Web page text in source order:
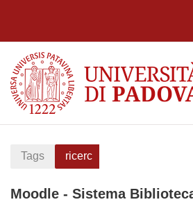
Tags ricerc
Moodle - Sistema